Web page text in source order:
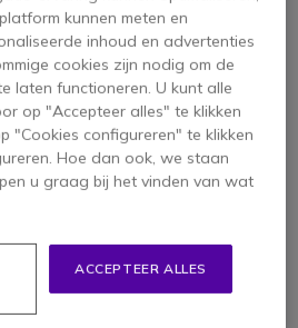
geluid, precies zoals het hoort
DECT-technologie zorgt
voorkomt storingen van Wi-Fi-
breedbandaudio
levert.
li> <li>Eenvoudige
met hoornlifters en EHS
kunnen meten en
inhoud en advertenties
cookies zijn nodig om de
laten functioneren. U kunt alle
op "Accepteer alles" te klikken
"Cookies configureren" te klikken
Hoe dan ook, we staan
u graag bij het vinden van wat
ACCEPTEER ALLES